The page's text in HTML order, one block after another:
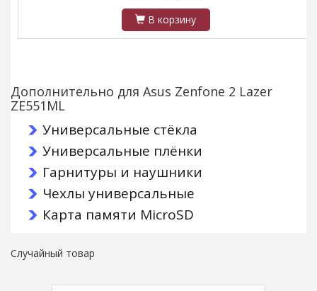
В корзину
Дополнительно для Asus Zenfone 2 Lazer
ZE551ML
Универсальные стёкла
Универсальные плёнки
Гарнитуры и наушники
Чехлы универсальные
Карта памяти MicroSD
Случайный товар